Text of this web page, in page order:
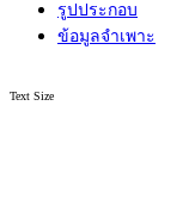
รูปประกอบ
ข้อมูลจำเพาะ
Text Size